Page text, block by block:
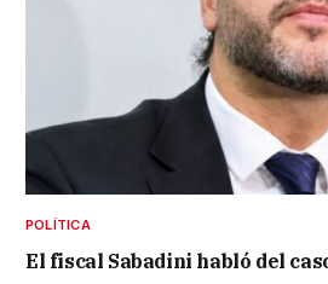
POLÍTICA
El fiscal Sabadini habló del